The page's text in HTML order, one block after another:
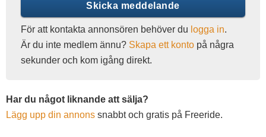
Skicka meddelande
För att kontakta annonsören behöver du logga in.
Är du inte medlem ännu? Skapa ett konto på några
sekunder och kom igång direkt.
Har du något liknande att sälja?
Lägg upp din annons snabbt och gratis på Freeride.